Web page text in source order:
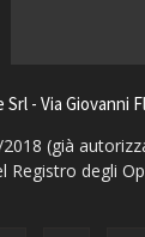
- Via Giovanni
(già
Registro degli